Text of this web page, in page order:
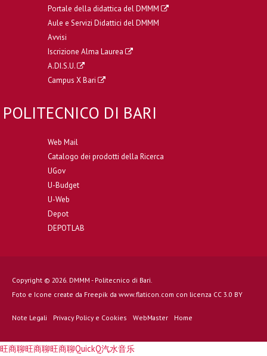
Portale della didattica del DMMM
Aule e Servizi Didattici del DMMM
Avvisi
Iscrizione Alma Laurea
A.DI.S.U.
Campus X Bari
POLITECNICO DI BARI
Web Mail
Catalogo dei prodotti della Ricerca
UGov
U-Budget
U-Web
Depot
DEPOTLAB
Copyright © 2026. DMMM - Politecnico di Bari.
Foto e Icone create da Freepik da www.flaticon.com con licenza CC 3.0 BY
Note Legali Privacy Policy e Cookies WebMaster Home
旺商聊旺商聊旺商聊QuickQ汽水音乐